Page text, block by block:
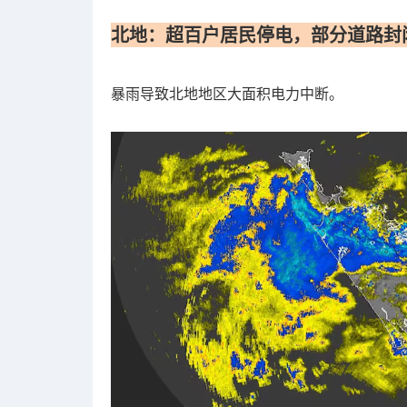
北地：超百户居民停电，部分道路封
暴雨导致北地地区大面积电力中断。